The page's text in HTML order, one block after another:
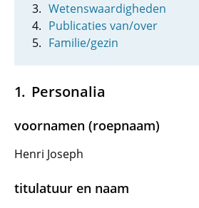
Wetenswaardigheden
Publicaties van/over
Familie/gezin
Personalia
voornamen (roepnaam)
Henri Joseph
titulatuur en naam